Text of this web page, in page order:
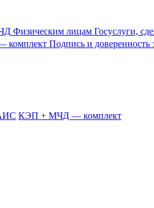
Физическим лицам Госуслуги,
Подпись и доверенность
КЭП + МЧД — комплект